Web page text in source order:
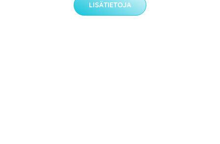
LISÄTIETOJA